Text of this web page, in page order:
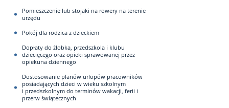
Pomieszczenie lub stojaki na rowery na terenie
urzędu
Pokój dla rodzica z dzieckiem
Dopłaty do żłobka, przedszkola i klubu
dziecięcego oraz opieki sprawowanej przez
opiekuna dziennego
Dostosowanie planów urlopów pracowników
posiadających dzieci w wieku szkolnym
i przedszkolnym do terminów wakacji, ferii i
przerw świątecznych